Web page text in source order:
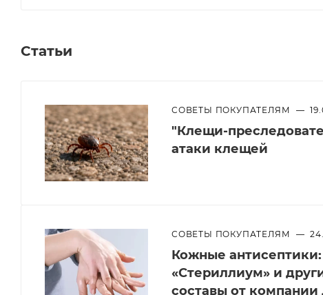
Статьи
СОВЕТЫ ПОКУПАТЕЛЯМ —
"Клещи-
атаки клещей
СОВЕТЫ ПОКУПАТЕЛЯМ —
Кожные антисептики:
«Стериллиум» и
составы от